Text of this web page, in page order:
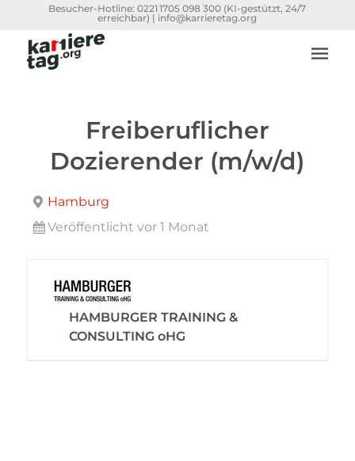
Besucher-Hotline:0221 1705 098 300 (KI-gestützt, 24/7
erreichbar) | info@karrieretag.org
Freiberuflicher
Dozierender (m/w/d)
Hamburg
Veröffentlicht vor 1 Monat
HAMBURGER TRAINING &
CONSULTING oHG